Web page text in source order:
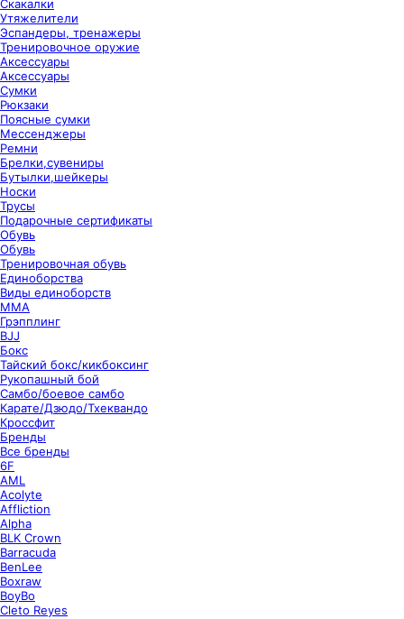
Скакалки
Утяжелители
Эспандеры, тренажеры
Тренировочное оружие
Аксессуары
Аксессуары
Сумки
Рюкзаки
Поясные сумки
Мессенджеры
Ремни
Брелки,сувениры
Бутылки,шейкеры
Носки
Трусы
Подарочные сертификаты
Обувь
Обувь
Тренировочная обувь
Единоборства
Виды единоборств
ММА
Грэпплинг
BJJ
Бокс
Тайский бокс/кикбоксинг
Рукопашный бой
Самбо/боевое самбо
Карате/Дзюдо/Тхеквандо
Кроссфит
Бренды
Все бренды
6F
AML
Acolyte
Affliction
Alpha
BLK Crown
Barracuda
BenLee
Boxraw
BoyBo
Cleto Reyes